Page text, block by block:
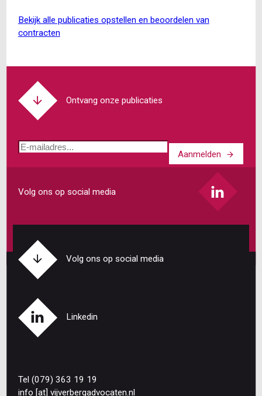
afspraken
wankelen:
(3/3)
bekijk alle publicaties opstellen en beoordelen van
contracten
Ontvang onze publicaties
E-
Aanmelden
Volg ons op social media
Volg ons op social media
Linkedin
Tel (079) 363 19 19
info [at] vijverbergadvocaten.nl